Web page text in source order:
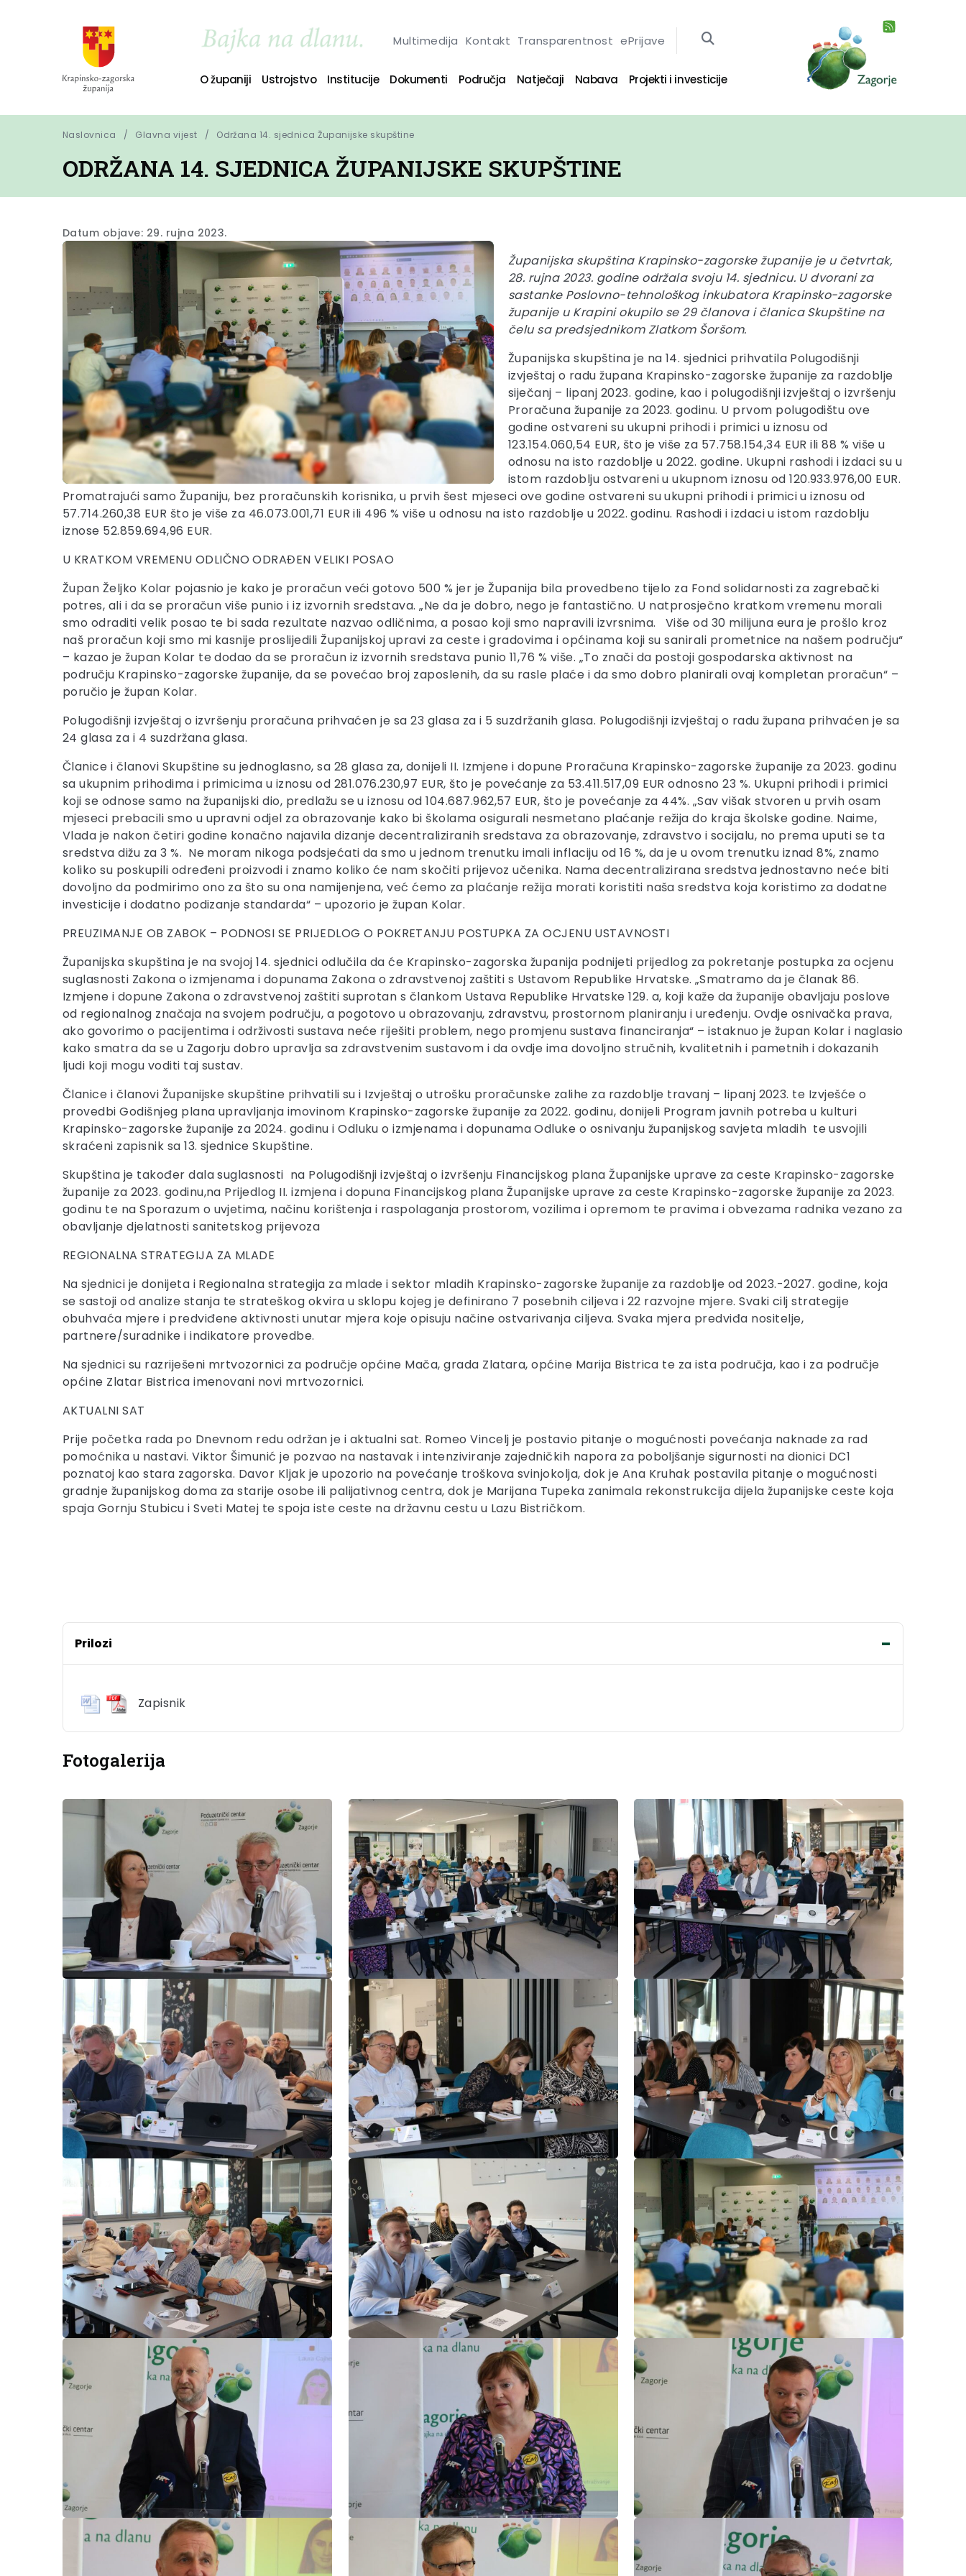
Multimedija Kontakt Transparentnost ePrijave
O županiji Ustrojstvo Institucije Dokumenti Područja Natječaji Nabava Projekti i investicije
Naslovnica Glavna vijest Održana 14. sjednica Županijske skupštine
ODRŽANA 14. SJEDNICA ŽUPANIJSKE SKUPŠTINE
Datum objave: 29. rujna 2023.
Županijska skupština Krapinsko-zagorske županije je u četvrtak,
28. rujna 2023. godine održala svoju 14. sjednicu. U dvorani za
sastanke Poslovno-tehnološkog inkubatora Krapinsko-zagorske
županije u Krapini okupilo se 29 članova i članica Skupštine na
čelu sa predsjednikom Zlatkom Šoršom.
Županijska skupština je na 14. sjednici prihvatila Polugodišnji
izvještaj o radu župana Krapinsko-zagorske županije za razdoblje
siječanj – lipanj 2023. godine, kao i polugodišnji izvještaj o izvršenju
Proračuna županije za 2023. godinu. U prvom polugodištu ove
godine ostvareni su ukupni prihodi i primici u iznosu od
123.154.060,54 EUR, što je više za 57.758.154,34 EUR ili 88 % više u
odnosu na isto razdoblje u 2022. godine. Ukupni rashodi i izdaci su u
istom razdoblju ostvareni u ukupnom iznosu od 120.933.976,00 EUR.
Promatrajući samo Županiju, bez proračunskih korisnika, u prvih šest mjeseci ove godine ostvareni su ukupni prihodi i primici u iznosu od
57.714.260,38 EUR što je više za 46.073.001,71 EUR ili 496 % više u odnosu na isto razdoblje u 2022. godinu. Rashodi i izdaci u istom razdoblju
iznose 52.859.694,96 EUR.
U KRATKOM VREMENU ODLIČNO ODRAĐEN VELIKI POSAO
Župan Željko Kolar pojasnio je kako je proračun veći gotovo 500 % jer je Županija bila provedbeno tijelo za Fond solidarnosti za zagrebački
potres, ali i da se proračun više punio i iz izvornih sredstava. „Ne da je dobro, nego je fantastično. U natprosječno kratkom vremenu morali
smo odraditi velik posao te bi sada rezultate nazvao odličnima, a posao koji smo napravili izvrsnima. Više od 30 milijuna eura je prošlo kroz
naš proračun koji smo mi kasnije proslijedili Županijskoj upravi za ceste i gradovima i općinama koji su sanirali prometnice na našem području“
– kazao je župan Kolar te dodao da se proračun iz izvornih sredstava punio 11,76 % više. „To znači da postoji gospodarska aktivnost na
području Krapinsko-zagorske županije, da se povećao broj zaposlenih, da su rasle plaće i da smo dobro planirali ovaj kompletan proračun“ –
poručio je župan Kolar.
Polugodišnji izvještaj o izvršenju proračuna prihvaćen je sa 23 glasa za i 5 suzdržanih glasa. Polugodišnji izvještaj o radu župana prihvaćen je sa
24 glasa za i 4 suzdržana glasa.
Članice i članovi Skupštine su jednoglasno, sa 28 glasa za, donijeli II. Izmjene i dopune Proračuna Krapinsko-zagorske županije za 2023. godinu
sa ukupnim prihodima i primicima u iznosu od 281.076.230,97 EUR, što je povećanje za 53.411.517,09 EUR odnosno 23 %. Ukupni prihodi i primici
koji se odnose samo na županijski dio, predlažu se u iznosu od 104.687.962,57 EUR, što je povećanje za 44%. „Sav višak stvoren u prvih osam
mjeseci prebacili smo u upravni odjel za obrazovanje kako bi školama osigurali nesmetano plaćanje režija do kraja školske godine. Naime,
Vlada je nakon četiri godine konačno najavila dizanje decentraliziranih sredstava za obrazovanje, zdravstvo i socijalu, no prema uputi se ta
sredstva dižu za 3 %. Ne moram nikoga podsjećati da smo u jednom trenutku imali inflaciju od 16 %, da je u ovom trenutku iznad 8%, znamo
koliko su poskupili određeni proizvodi i znamo koliko će nam skočiti prijevoz učenika. Nama decentralizirana sredstva jednostavno neće biti
dovoljno da podmirimo ono za što su ona namijenjena, već ćemo za plaćanje režija morati koristiti naša sredstva koja koristimo za dodatne
investicije i dodatno podizanje standarda“ – upozorio je župan Kolar.
PREUZIMANJE OB ZABOK – PODNOSI SE PRIJEDLOG O POKRETANJU POSTUPKA ZA OCJENU USTAVNOSTI
Županijska skupština je na svojoj 14. sjednici odlučila da će Krapinsko-zagorska županija podnijeti prijedlog za pokretanje postupka za ocjenu
suglasnosti Zakona o izmjenama i dopunama Zakona o zdravstvenoj zaštiti s Ustavom Republike Hrvatske. „Smatramo da je članak 86.
Izmjene i dopune Zakona o zdravstvenoj zaštiti suprotan s člankom Ustava Republike Hrvatske 129. a, koji kaže da županije obavljaju poslove
od regionalnog značaja na svojem području, a pogotovo u obrazovanju, zdravstvu, prostornom planiranju i uređenju. Ovdje osnivačka prava,
ako govorimo o pacijentima i održivosti sustava neće riješiti problem, nego promjenu sustava financiranja“ – istaknuo je župan Kolar i naglasio
kako smatra da se u Zagorju dobro upravlja sa zdravstvenim sustavom i da ovdje ima dovoljno stručnih, kvalitetnih i pametnih i dokazanih
ljudi koji mogu voditi taj sustav.
Članice i članovi Županijske skupštine prihvatili su i Izvještaj o utrošku proračunske zalihe za razdoblje travanj – lipanj 2023. te Izvješće o
provedbi Godišnjeg plana upravljanja imovinom Krapinsko-zagorske županije za 2022. godinu, donijeli Program javnih potreba u kulturi
Krapinsko-zagorske županije za 2024. godinu i Odluku o izmjenama i dopunama Odluke o osnivanju županijskog savjeta mladih te usvojili
skraćeni zapisnik sa 13. sjednice Skupštine.
Skupština je također dala suglasnosti na Polugodišnji izvještaj o izvršenju Financijskog plana Županijske uprave za ceste Krapinsko-zagorske
županije za 2023. godinu,na Prijedlog II. izmjena i dopuna Financijskog plana Županijske uprave za ceste Krapinsko-zagorske županije za 2023.
godinu te na Sporazum o uvjetima, načinu korištenja i raspolaganja prostorom, vozilima i opremom te pravima i obvezama radnika vezano za
obavljanje djelatnosti sanitetskog prijevoza
REGIONALNA STRATEGIJA ZA MLADE
Na sjednici je donijeta i Regionalna strategija za mlade i sektor mladih Krapinsko-zagorske županije za razdoblje od 2023.-2027. godine, koja
se sastoji od analize stanja te strateškog okvira u sklopu kojeg je definirano 7 posebnih ciljeva i 22 razvojne mjere. Svaki cilj strategije
obuhvaća mjere i predviđene aktivnosti unutar mjera koje opisuju načine ostvarivanja ciljeva. Svaka mjera predviđa nositelje,
partnere/suradnike i indikatore provedbe.
Na sjednici su razriješeni mrtvozornici za područje općine Mača, grada Zlatara, općine Marija Bistrica te za ista područja, kao i za područje
općine Zlatar Bistrica imenovani novi mrtvozornici.
AKTUALNI SAT
Prije početka rada po Dnevnom redu održan je i aktualni sat. Romeo Vincelj je postavio pitanje o mogućnosti povećanja naknade za rad
pomoćnika u nastavi. Viktor Šimunić je pozvao na nastavak i intenziviranje zajedničkih napora za poboljšanje sigurnosti na dionici DC1
poznatoj kao stara zagorska. Davor Kljak je upozorio na povećanje troškova svinjokolja, dok je Ana Kruhak postavila pitanje o mogućnosti
gradnje županijskog doma za starije osobe ili palijativnog centra, dok je Marijana Tupeka zanimala rekonstrukcija dijela županijske ceste koja
spaja Gornju Stubicu i Sveti Matej te spoja iste ceste na državnu cestu u Lazu Bistričkom.
Prilozi
Zapisnik
Fotogalerija